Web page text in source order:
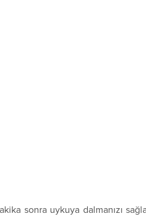
sonra uykuya dalmanızı